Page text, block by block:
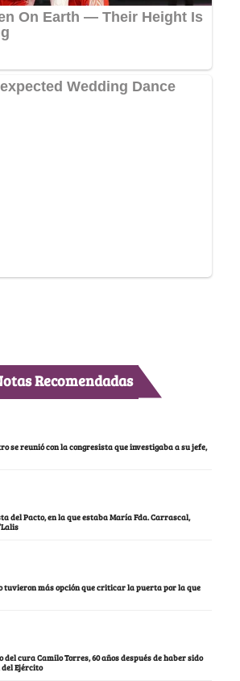
Recomendadas
se reunió con la congresista que investigaba a su jefe,
del Pacto, en la que estaba María Fda. Carrascal,
tuvieron más opción que criticar la puerta por la que
cura Camilo Torres, 60 años después de haber sido
Ejército